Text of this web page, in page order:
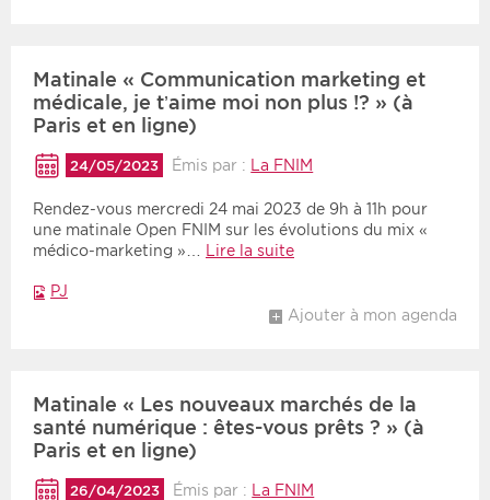
Matinale « Communication marketing et
médicale, je t’aime moi non plus !? » (à
Paris et en ligne)
24/05/2023 Émis par : La FNIM
Rendez-vous mercredi 24 mai 2023 de 9h à 11h pour
une matinale Open FNIM sur les évolutions du mix «
médico-marketing »…
Lire la suite
PJ
Ajouter à mon agenda
Matinale « Les nouveaux marchés de la
santé numérique : êtes-vous prêts ? » (à
Paris et en ligne)
26/04/2023 Émis par : La FNIM